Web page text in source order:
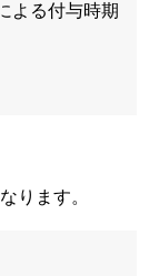
よる付与時期
ります。